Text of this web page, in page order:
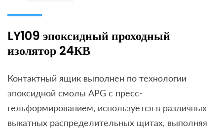
LY109 эпоксидный проходный
изолятор 24КВ
Контактный ящик выполнен по технологии
эпоксидной смолы APG с пресс-
гельформированием, используется в различных
выкатных распределительных щитах, выполняя